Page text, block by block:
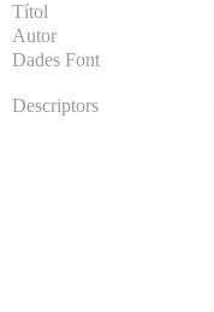
Títol
Autor
Dades Font
Descriptors